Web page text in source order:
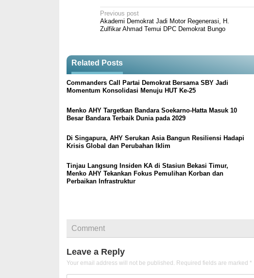
Post
navigation
Previous post
Akademi Demokrat Jadi Motor Regenerasi, H.
Zulfikar Ahmad Temui DPC Demokrat Bungo
Related Posts
Commanders Call Partai Demokrat Bersama SBY Jadi
Momentum Konsolidasi Menuju HUT Ke-25
Menko AHY Targetkan Bandara Soekarno-Hatta Masuk 10
Besar Bandara Terbaik Dunia pada 2029
Di Singapura, AHY Serukan Asia Bangun Resiliensi Hadapi
Krisis Global dan Perubahan Iklim
Tinjau Langsung Insiden KA di Stasiun Bekasi Timur,
Menko AHY Tekankan Fokus Pemulihan Korban dan
Perbaikan Infrastruktur
Comment
Leave a Reply
Your email address will not be published. Required fields are marked *